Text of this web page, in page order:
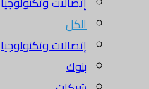
الكل
إتصالات وتكنولوجيا
بنوك